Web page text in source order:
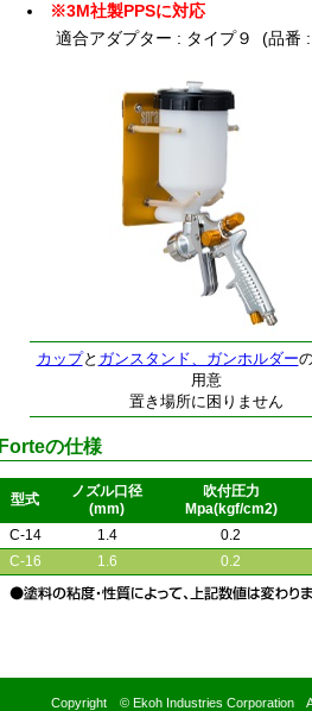
※3M社製PPSに対応
適合アダプター : タイプ９ (品番 :
カップと ガンスタンド、ガンホルダー
用意
置き場所に困りません
Forteの仕様
型式
ノズル口径
(mm)
吹付圧力
Mpa(kgf/cm2)
C-14
1.4 0.2
C-16
1.6 0.2
Copyright © Ekoh Industries Corporation